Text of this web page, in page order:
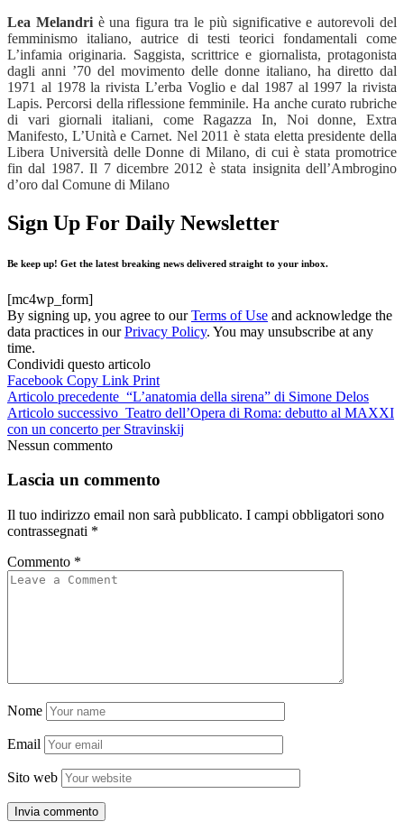
Lea Melandriè una figura tra le più significative e autorevoli del
femminismo italiano, autrice di testi teorici fondamentali come
L’infamia originaria. Saggista, scrittrice e giornalista, protagonista
dagli anni ’70 del movimento delle donne italiano, ha diretto dal
1971 al 1978 la rivista L’erba Voglio e dal 1987 al 1997 la rivista
Lapis. Percorsi della riflessione femminile. Ha anche curato rubriche
di vari giornali italiani, come Ragazza In, Noi donne, Extra
Manifesto, L’Unità e Carnet. Nel 2011 è stata eletta presidente della
Libera Università delle Donne di Milano, di cui è stata promotrice
fin dal 1987. Il 7 dicembre 2012 è stata insignita dell’Ambrogino
d’oro dal Comune di Milano
Sign Up For Daily Newsletter
Be keep up! Get the latest breaking news delivered straight to your inbox.
[mc4wp_form]
By signing up, you agree to ourTerms of Use and acknowledge the
data practices in ourPrivacy Policy. You may unsubscribe at any
time.
Condividi questo articolo
Facebook Copy Link Print
Articolo precedente “L’anatomia della sirena” di Simone Delos
Articolo successivo Teatro dell’Opera di Roma: debutto al MAXXI
con un concerto per Stravinskij
Nessun commento
Lascia un commento
Il tuo indirizzo email non sarà pubblicato. I campi obbligatori sono
contrassegnati *
Commento *
Nome
Email
Sito web